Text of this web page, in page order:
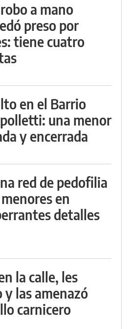
a mano
preso por
tiene cuatro
en el Barrio
una menor
y encerrada
red de pedofilia
en
detalles
la calle, les
y las amenazó
carnicero